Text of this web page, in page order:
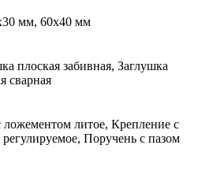
мм, 60х40 мм
плоская забивная, Заглушка
сварная
ложементом литое, Крепление с
Поручень с пазом